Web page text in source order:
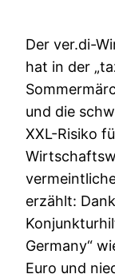
Der ver.di-
hat in der
und die
XXL-Risiko
erzählt:
Germany“
Euro und